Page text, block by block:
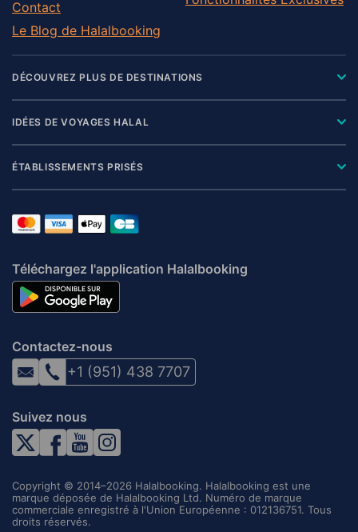
Contact
Le Blog de Halalbooking
DÉCOUVREZ PLUS DE DESTINATIONS
IDÉES DE VOYAGES HALAL
ÉTABLISSEMENTS PRISÉS
Téléchargez l'application Halalbooking
Contactez-nous
+1 (951) 438 7707
Suivez nous
Copyright © 2014–2026 Halalbooking. Halalbooking est une
marque déposée de Halalbooking Ltd. Numéro de marque
commerciale enregistré à l'Union Européenne : 012136751. Tous
droits réservés.